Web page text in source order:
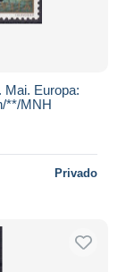
Mai. Europa:
**/MNH
Privado